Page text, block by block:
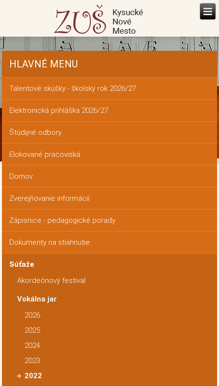
HLAVNÉ MENU
Talentové skúšky - školský rok 2026/27
Elektronická prihláška 2026/27
Štúdijné odbory
Elokované pracoviská
Domov
Zverejňovanie informácií
Zápisnice - pedagogické porady
Dokumenty na stiahnutie
Súťaže
Akordeónový festival
Vokálna jar
2026
2025
2024
2023
2022